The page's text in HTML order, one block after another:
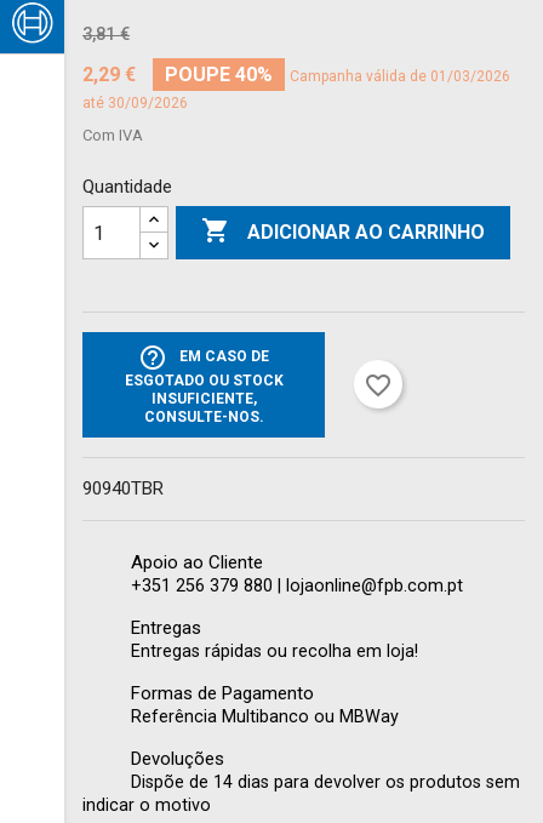
3,81 €
2,29 € POUPE 40%
Campanha válida de 01/03/2026
até 30/09/2026
Com IVA
Quantidade
 ADICIONAR AO CARRINHO
help_outline
EM CASO DE
ESGOTADO OU STOCK
INSUFICIENTE,
CONSULTE-NOS.
favorite_border
90940TBR
Apoio ao Cliente
+351 256 379 880 | lojaonline@fpb.com.pt
Entregas
Entregas rápidas ou recolha em loja!
Formas de Pagamento
Referência Multibanco ou MBWay
Devoluções
Dispõe de 14 dias para devolver os produtos sem
indicar o motivo